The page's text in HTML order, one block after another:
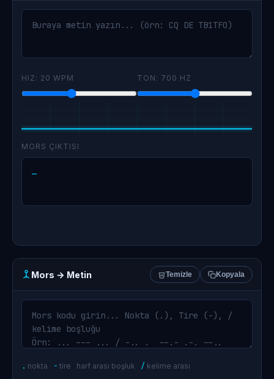
HIZ: 20 WPM TON: 700 HZ
MORS ÇIKTISI
—
Mors → Metin Temizle Kopyala
. nokta - tire harf arası boşluk / kelime arası